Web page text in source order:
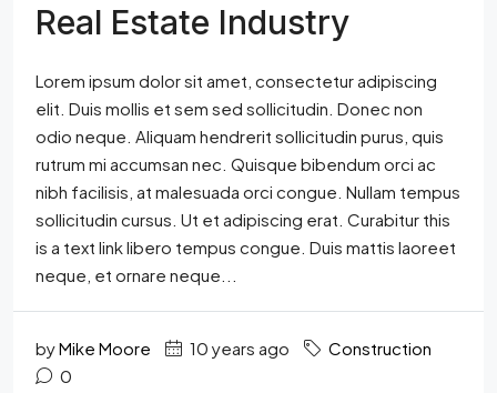
Real Estate Industry
Lorem ipsum dolor sit amet, consectetur adipiscing
elit. Duis mollis et sem sed sollicitudin. Donec non
odio neque. Aliquam hendrerit sollicitudin purus, quis
rutrum mi accumsan nec. Quisque bibendum orci ac
nibh facilisis, at malesuada orci congue. Nullam tempus
sollicitudin cursus. Ut et adipiscing erat. Curabitur this
is a text link libero tempus congue. Duis mattis laoreet
neque, et ornare neque...
byMike Moore 10 years ago
Construction
0